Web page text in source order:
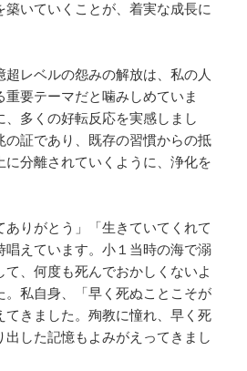
築いていくことが、着実な成長に
レベルの怨みの解放は、私の人
要テーマだと噛みしめていま
多くの好転反応を実感しまし
の証であり、既存の習慣からの抵
に分離されていくように、浄化を
りがとう」「生きていてくれて
唱えています。小１当時の海で溺
、何度も死んでおかしくないよ
。私自身、「早く死ぬことこそが
てきました。殉教に憧れ、早く死
出した記憶もよみがえってきまし